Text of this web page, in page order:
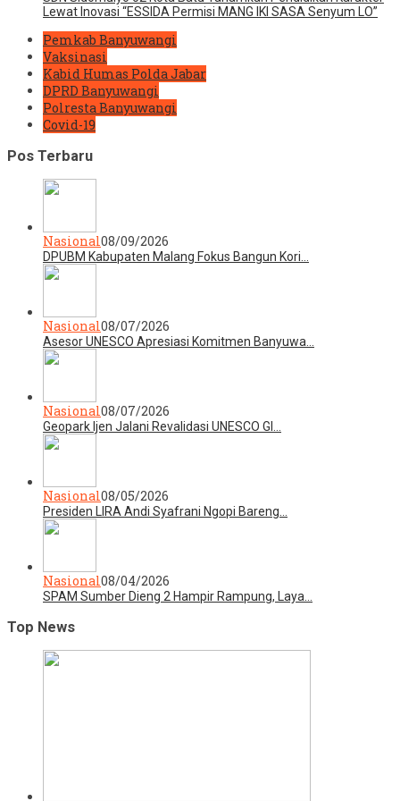
Lewat Inovasi “ESSIDA Permisi MANG IKI SASA Senyum LO”
Pemkab Banyuwangi
Vaksinasi
Kabid Humas Polda Jabar
DPRD Banyuwangi
Polresta Banyuwangi
Covid-19
Pos Terbaru
Nasional08/09/2026
DPUBM Kabupaten Malang Fokus Bangun Kori…
Nasional08/07/2026
Asesor UNESCO Apresiasi Komitmen Banyuwa…
Nasional08/07/2026
Geopark Ijen Jalani Revalidasi UNESCO Gl…
Nasional08/05/2026
Presiden LIRA Andi Syafrani Ngopi Bareng…
Nasional08/04/2026
SPAM Sumber Dieng 2 Hampir Rampung, Laya…
Top News